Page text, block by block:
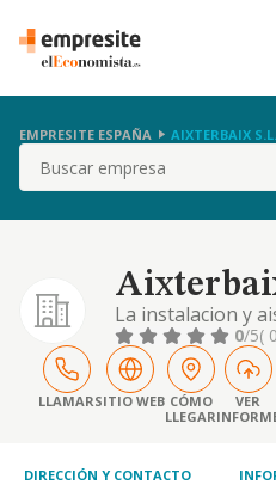
EMPRESITE ESPAÑA AIXTERBAIX S.L.
Buscar
La instalacion y
0/5(
LLAMARSITIO WEB CÓMO
LLEGAR
VER
DIRECCIÓN Y CONTACTO